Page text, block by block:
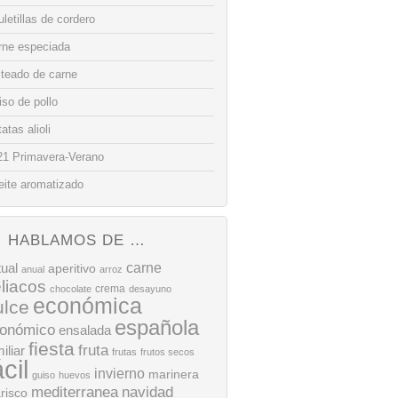
de cordero
especiada
de carne
de pollo
alioli
Primavera-Verano
aromatizado
HABLAMOS DE …
anual aperitivo arroz carne
chocolate crema desayuno
económica
ensalada española
fiesta fruta frutas frutos secos
guiso huevos invierno marinera
mediterranea navidad